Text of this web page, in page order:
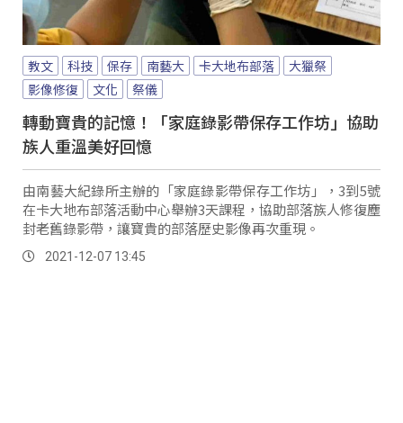
教文 科技 保存 南藝大 卡大地布部落
大獵祭
影像修復
文化 祭儀
轉動寶貴的記憶！「家庭錄影帶保存工作坊」協助
族人重溫美好回憶
由南藝大紀錄所主辦的「家庭錄影帶保存工作坊」，3到5號
在卡大地布部落活動中心舉辦3天課程，協助部落族人修復塵
封老舊錄影帶，讓寶貴的部落歷史影像再次重現。
2021-12-07 13:45